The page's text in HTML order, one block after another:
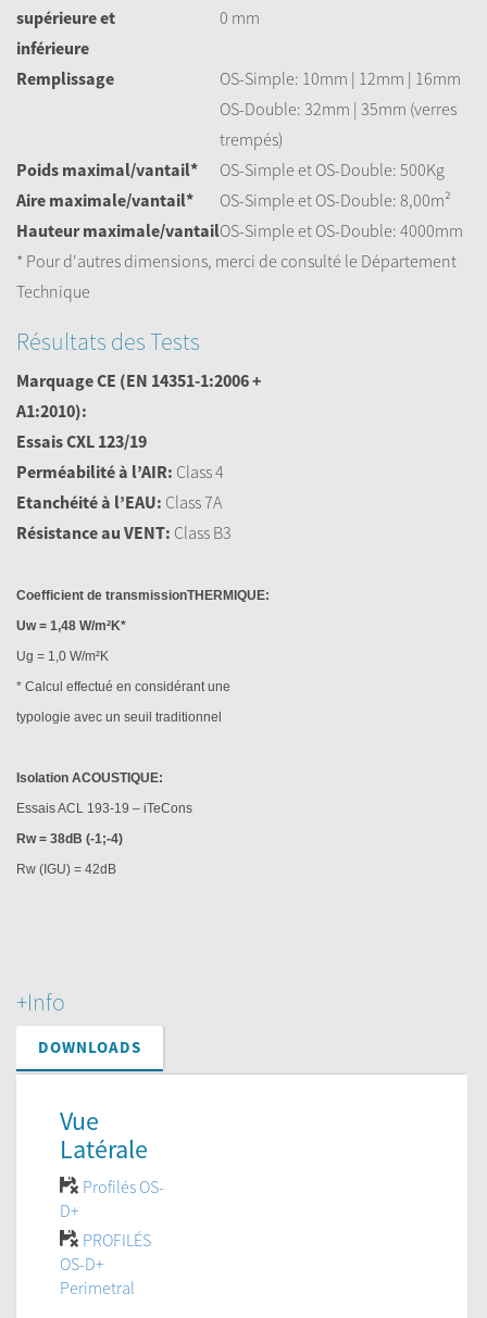
supérieure et
inférieure
0 mm
Remplissage
OS-Simple: 10mm | 12mm | 16mm
OS-Double: 32mm | 35mm (verres
trempés)
Poids maximal/vantail*
OS-Simple et OS-Double: 500Kg
Aire maximale/vantail*
OS-Simple et OS-Double: 8,00m²
Hauteurmaximale/vantailOS-Simple et OS-Double: 4000mm
* Pour d'autres dimensions, merci de consulté le Département
Technique
Résultats des Tests
Marquage CE (EN 14351-1:2006 +
A1:2010):
Essais CXL 123/19
Perméabilité à l’AIR: Class 4
Etanchéité à l’EAU: Class 7A
Résistance au VENT: Class B3
Coefficient de transmissionTHERMIQUE:
Uw = 1,48 W/m²K*
Ug = 1,0 W/m²K
* Calcul effectué en considérant une
typologie avec un seuil traditionnel
Isolation ACOUSTIQUE:
Essais ACL 193-19 – iTeCons
Rw = 38dB (-1;-4)
Rw (IGU) = 42dB
+Info
DOWNLOADS
Vue
Latérale
Profilés OS-
D+
PROFILÉS
OS-D+
Perimetral